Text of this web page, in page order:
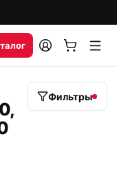
Фильтры